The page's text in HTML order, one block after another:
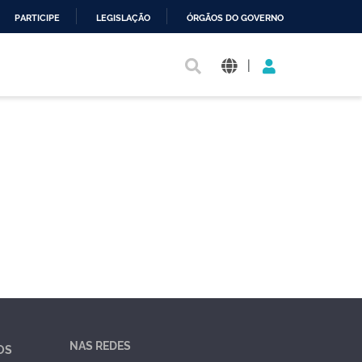
PARTICIPE LEGISLAÇÃO ÓRGÃOS DO GOVERNO
|
NAS REDES